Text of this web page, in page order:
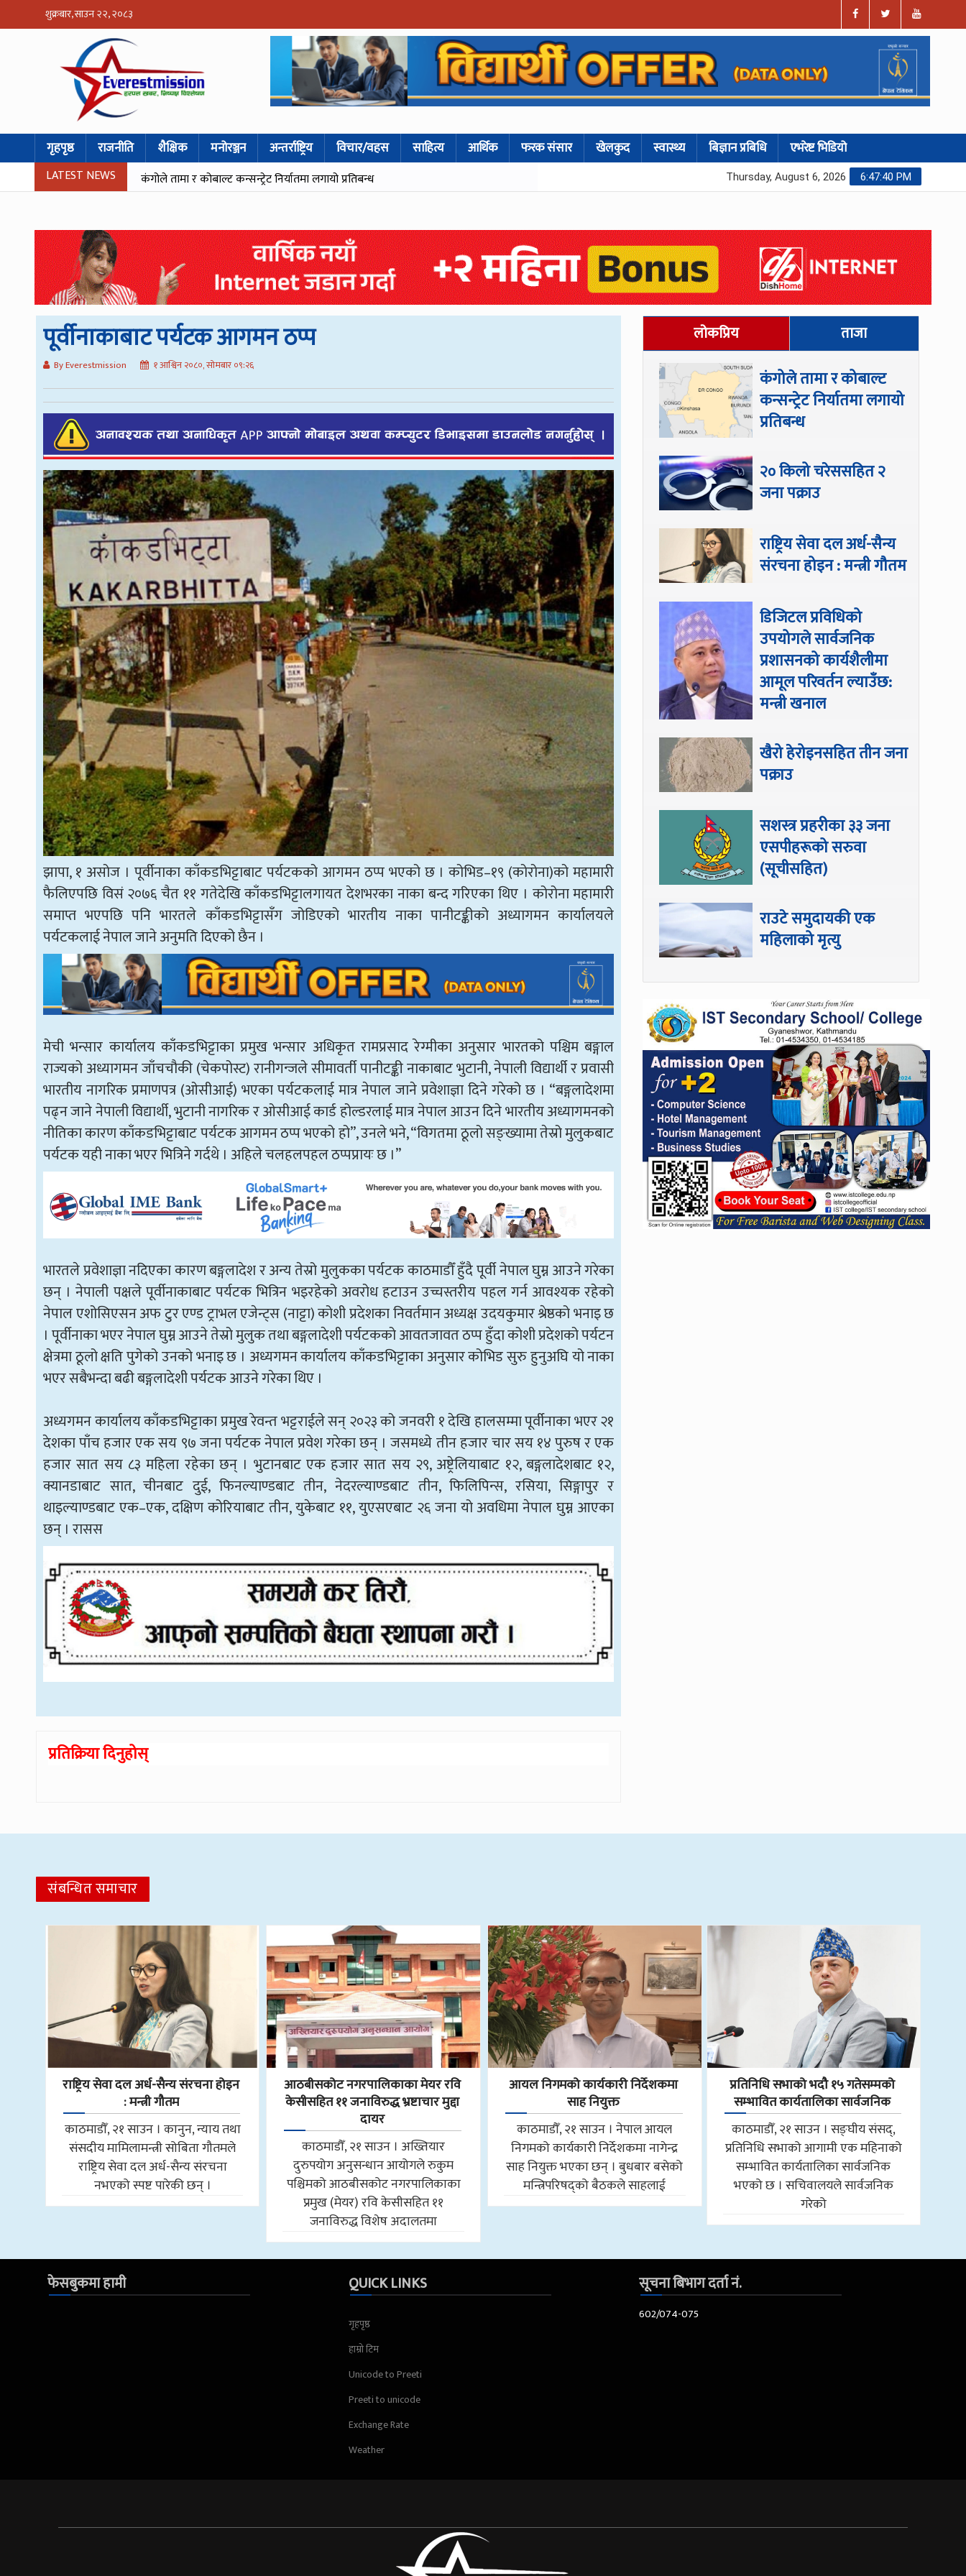
शुक्रबार, साउन २२, २०८३
गृहपृष्ठ राजनीति शैक्षिक मनोरञ्जन अन्तर्राष्ट्रिय विचार/वहस साहित्य आर्थिक फरक संसार खेलकुद स्वास्थ्य बिज्ञान प्रबिधि एभरेष्ट भिडियो
LATEST NEWS कंगोले तामा र कोबाल्ट कन्सन्ट्रेट निर्यातमा लगायो प्रतिबन्ध 6:47:41 PM
Thursday, August 6, 2026
पूर्वीनाकाबाट पर्यटक आगमन ठप्प
By Everestmission १ आश्विन २०८०, सोमबार ०९:२६
झापा, १ असोज । पूर्वीनाका काँकडभिट्टाबाट पर्यटकको आगमन ठप्प भएको छ । कोभिड–१९ (कोरोना)को महामारी
फैलिएपछि विसं २०७६ चैत ११ गतेदेखि काँकडभिट्टालगायत देशभरका नाका बन्द गरिएका थिए । कोरोना महामारी
समाप्त भएपछि पनि भारतले काँकडभिट्टासँग जोडिएको भारतीय नाका पानीटङ्कीको अध्यागमन कार्यालयले
पर्यटकलाई नेपाल जाने अनुमति दिएको छैन ।
मेची भन्सार कार्यालय काँकडभिट्टाका प्रमुख भन्सार अधिकृत रामप्रसाद रेग्मीका अनुसार भारतको पश्चिम बङ्गाल
राज्यको अध्यागमन जाँचचौकी (चेकपोस्ट) रानीगन्जले सीमावर्ती पानीटङ्की नाकाबाट भुटानी, नेपाली विद्यार्थी र प्रवासी
भारतीय नागरिक प्रमाणपत्र (ओसीआई) भएका पर्यटकलाई मात्र नेपाल जाने प्रवेशाज्ञा दिने गरेको छ । “बङ्गलादेशमा
पढ्न जाने नेपाली विद्यार्थी, भुटानी नागरिक र ओसीआई कार्ड होल्डरलाई मात्र नेपाल आउन दिने भारतीय अध्यागमनको
नीतिका कारण काँकडभिट्टाबाट पर्यटक आगमन ठप्प भएको हो”, उनले भने, “विगतमा ठूलो सङ्ख्यामा तेस्रो मुलुकबाट
पर्यटक यही नाका भएर भित्रिने गर्दथे । अहिले चलहलपहल ठप्पप्रायः छ ।”
भारतले प्रवेशाज्ञा नदिएका कारण बङ्गलादेश र अन्य तेस्रो मुलुकका पर्यटक काठमाडौँ हुँदै पूर्वी नेपाल घुम्न आउने गरेका
छन् । नेपाली पक्षले पूर्वीनाकाबाट पर्यटक भित्रिन भइरहेको अवरोध हटाउन उच्चस्तरीय पहल गर्न आवश्यक रहेको
नेपाल एशोसिएसन अफ टुर एण्ड ट्राभल एजेन्ट्स (नाट्टा) कोशी प्रदेशका निवर्तमान अध्यक्ष उदयकुमार श्रेष्ठको भनाइ छ
। पूर्वीनाका भएर नेपाल घुम्न आउने तेस्रो मुलुक तथा बङ्गलादेशी पर्यटकको आवतजावत ठप्प हुँदा कोशी प्रदेशको पर्यटन
क्षेत्रमा ठूलो क्षति पुगेको उनको भनाइ छ । अध्यगमन कार्यालय काँकडभिट्टाका अनुसार कोभिड सुरु हुनुअघि यो नाका
भएर सबैभन्दा बढी बङ्गलादेशी पर्यटक आउने गरेका थिए ।
अध्यगमन कार्यालय काँकडभिट्टाका प्रमुख रेवन्त भट्टराईले सन् २०२३ को जनवरी १ देखि हालसम्मा पूर्वीनाका भएर २१
देशका पाँच हजार एक सय ९७ जना पर्यटक नेपाल प्रवेश गरेका छन् । जसमध्ये तीन हजार चार सय १४ पुरुष र एक
हजार सात सय ८३ महिला रहेका छन् । भुटानबाट एक हजार सात सय २९, अष्ट्रेलियाबाट १२, बङ्गलादेशबाट १२,
क्यानडाबाट सात, चीनबाट दुई, फिनल्याण्डबाट तीन, नेदरल्याण्डबाट तीन, फिलिपिन्स, रसिया, सिङ्गापुर र
थाइल्याण्डबाट एक–एक, दक्षिण कोरियाबाट तीन, युकेबाट ११, युएसएबाट २६ जना यो अवधिमा नेपाल घुम्न आएका
छन् । रासस
प्रतिक्रिया दिनुहोस्
लोकप्रिय ताजा
कंगोले तामा र कोबाल्ट
कन्सन्ट्रेट निर्यातमा लगायो
प्रतिबन्ध
२० किलो चरेससहित २
जना पक्राउ
राष्ट्रिय सेवा दल अर्ध-सैन्य
संरचना होइन : मन्त्री गौतम
डिजिटल प्रविधिको
उपयोगले सार्वजनिक
प्रशासनको कार्यशैलीमा
आमूल परिवर्तन ल्याउँछ:
मन्त्री खनाल
खैरो हेरोइनसहित तीन जना
पक्राउ
सशस्त्र प्रहरीका ३३ जना
एसपीहरूको सरुवा
(सूचीसहित)
राउटे समुदायकी एक
महिलाको मृत्यु
संबन्धित समाचार
राष्ट्रिय सेवा दल अर्ध-सैन्य संरचना होइन
: मन्त्री गौतम
काठमाडौँ, २१ साउन । कानुन, न्याय तथा
संसदीय मामिलामन्त्री सोबिता गौतमले
राष्ट्रिय सेवा दल अर्ध-सैन्य संरचना
नभएको स्पष्ट पारेकी छन् ।
आठबीसकोट नगरपालिकाका मेयर रवि
केसीसहित ११ जनाविरुद्ध भ्रष्टाचार मुद्दा
दायर
काठमाडौँ, २१ साउन । अख्तियार
दुरुपयोग अनुसन्धान आयोगले रुकुम
पश्चिमको आठबीसकोट नगरपालिकाका
प्रमुख (मेयर) रवि केसीसहित ११
जनाविरुद्ध विशेष अदालतमा
आयल निगमको कार्यकारी निर्देशकमा
साह नियुक्त
काठमाडौँ, २१ साउन । नेपाल आयल
निगमको कार्यकारी निर्देशकमा नागेन्द्र
साह नियुक्त भएका छन् । बुधबार बसेको
मन्त्रिपरिषद्को बैठकले साहलाई
प्रतिनिधि सभाको भदौ १५ गतेसम्मको
सम्भावित कार्यतालिका सार्वजनिक
काठमाडौँ, २१ साउन । सङ्घीय संसद्,
प्रतिनिधि सभाको आगामी एक महिनाको
सम्भावित कार्यतालिका सार्वजनिक
भएको छ । सचिवालयले सार्वजनिक
गरेको
फेसबुकमा हामी QUICK LINKS
गृहपृष्ठ
हाम्रो टिम
Unicode to Preeti
Preeti to unicode
Exchange Rate
Weather
सूचना बिभाग दर्ता नं.
602/074-075